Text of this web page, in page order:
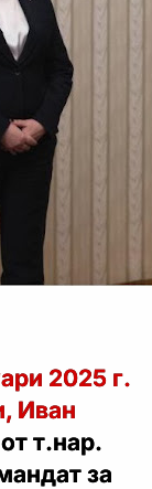
2025 г.
Иван
т.нар.
за